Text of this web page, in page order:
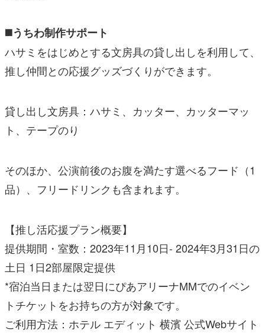
◼️うちわ制作サポート
ハサミをはじめとする文房具の貸し出しを利用して、
推し仲間との応援グッズづくりができます。
貸し出し文房具：ハサミ、カッター、カッターマッ
ト、テープのり
そのほか、公演前後のお腹を満たす選べるフード（1
品）、フリードリンクも含まれます。
【推し活応援プラン概要】
提供期間・室数：2023年11月10日- 2024年3月31日の
土日 1日2部屋限定提供
*宿泊当日または翌日にぴあアリーナMMでのイベン
トチケットをお持ちの方が対象です。
ご利用方法：ホテル エディット 横濱 公式Webサイト